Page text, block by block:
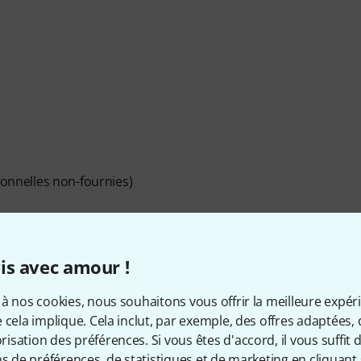
avec amour !
à nos cookies, nous souhaitons vous offrir la meilleure
cela implique. Cela inclut, par exemple, des offres
des préférences. Si vous êtes d'accord, il vous suffit
non-fournies)